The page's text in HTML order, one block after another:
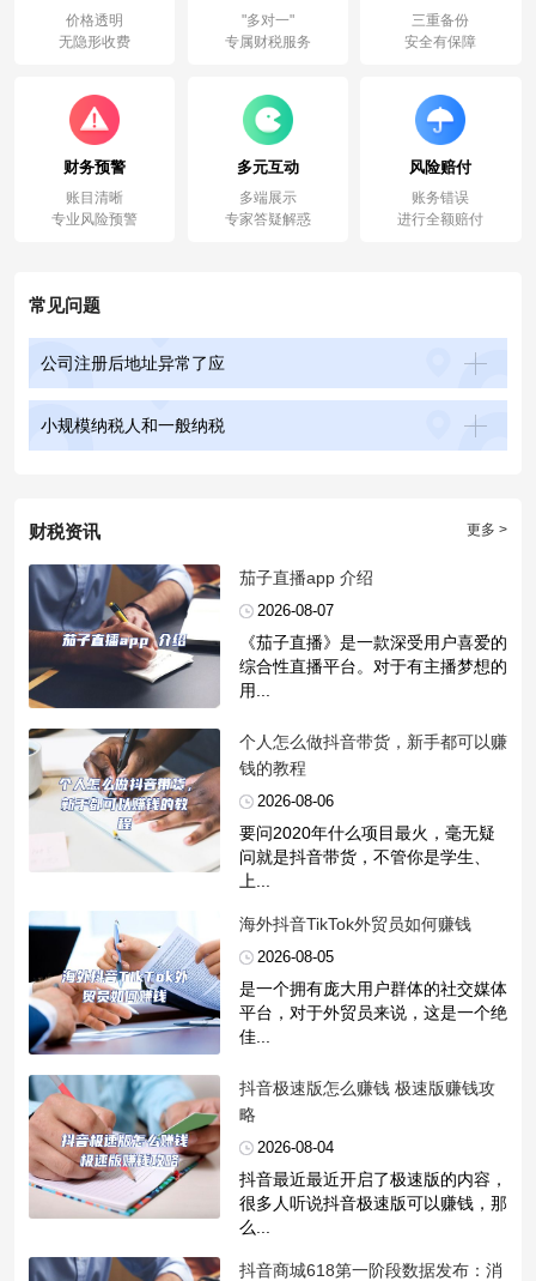
价格透明
无隐形收费
"多对一"
专属财税服务
三重备份
安全有保障
财务预警
账目清晰
专业风险预警
多元互动
多端展示
专家答疑解惑
风险赔付
账务错误
进行全额赔付
常见问题
公司注册后地址异常了应
小规模纳税人和一般纳税
更多 >
财税资讯
​茄子直播app 介绍
2026-08-07
《茄子直播》是一款深受用户喜爱的
综合性直播平台。对于有主播梦想的
用...
​个人怎么做抖音带货，新手都可以赚
钱的教程
2026-08-06
要问2020年什么项目最火，毫无疑
问就是抖音带货，不管你是学生、
上...
​海外抖音TikTok外贸员如何赚钱
2026-08-05
是一个拥有庞大用户群体的社交媒体
平台，对于外贸员来说，这是一个绝
佳...
​抖音极速版怎么赚钱 极速版赚钱攻
略
2026-08-04
抖音最近最近开启了极速版的内容，
很多人听说抖音极速版可以赚钱，那
么...
​抖音商城618第一阶段数据发布：消